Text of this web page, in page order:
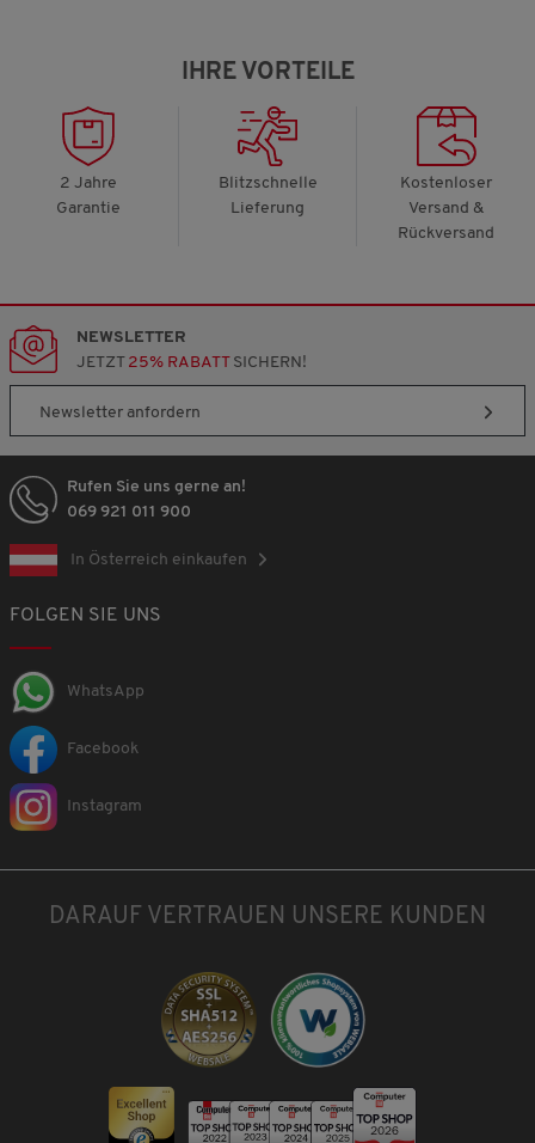
IHRE VORTEILE
2 Jahre
Garantie
Blitzschnelle
Lieferung
Kostenloser
Versand &
Rückversand
NEWSLETTER
JETZT 25% RABATTSICHERN!
Newsletter anfordern
Rufen Sie uns gerne an!
069 921 011 900
In Österreich einkaufen
FOLGEN SIE UNS
WhatsApp
Facebook
Instagram
DARAUF VERTRAUEN UNSERE KUNDEN